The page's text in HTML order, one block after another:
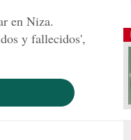
en Niza.
y fallecidos',